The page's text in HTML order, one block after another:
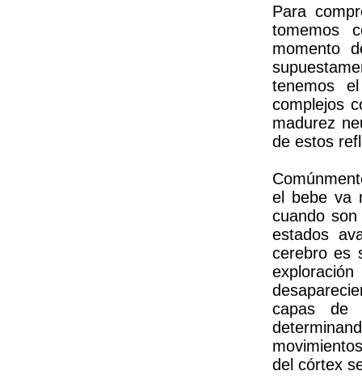
Para
tomemos
momento
tenemos
complejos
madurez
de estos
el bebe va
cuando
estados
cerebro es
capas de
del córtex